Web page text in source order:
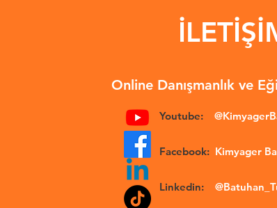
Online Danışmanlık ve
Youtube:
Facebook: Kimyager
Linkedin: